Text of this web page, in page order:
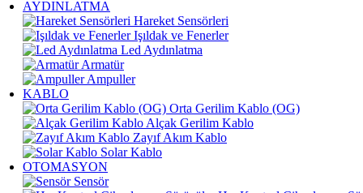
AYDINLATMA
Hareket Sensörleri
Işıldak ve Fenerler
Led Aydınlatma
Armatür
Ampuller
KABLO
Orta Gerilim Kablo (OG)
Alçak Gerilim Kablo
Zayıf Akım Kablo
Solar Kablo
OTOMASYON
Sensör